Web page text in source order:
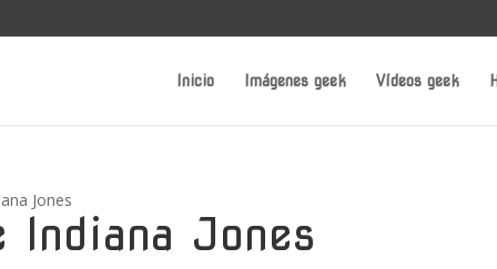
Inicio Imágenes geek Vídeos geek
Jones
Jones